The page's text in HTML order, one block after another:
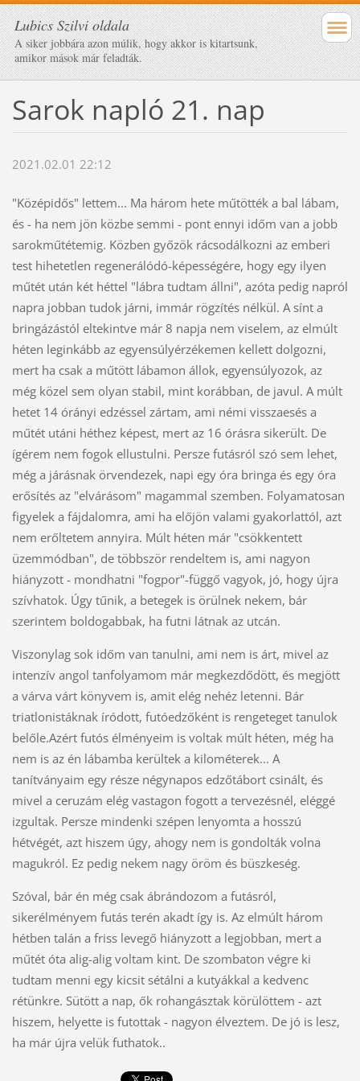
Lubics Szilvi oldala
A siker jobbára azon múlik, hogy akkor is kitartsunk,
amikor mások már feladták.
Sarok napló 21. nap
2021.02.01 22:12
"Középidős" lettem... Ma három hete műtötték a bal lábam,
és - ha nem jön közbe semmi - pont ennyi időm van a jobb
sarokműtétemig. Közben győzök rácsodálkozni az emberi
test hihetetlen regenerálódó-képességére, hogy egy ilyen
műtét után két héttel "lábra tudtam állni", azóta pedig napról
napra jobban tudok járni, immár rögzítés nélkül. A sínt a
bringázástól eltekintve már 8 napja nem viselem, az elmúlt
héten leginkább az egyensúlyérzékemen kellett dolgozni,
mert ha csak a műtött lábamon állok, egyensúlyozok, az
még közel sem olyan stabil, mint korábban, de javul. A múlt
hetet 14 órányi edzéssel zártam, ami némi visszaesés a
műtét utáni héthez képest, mert az 16 órásra sikerült. De
ígérem nem fogok ellustulni. Persze futásról szó sem lehet,
még a járásnak örvendezek, napi egy óra bringa és egy óra
erősítés az "elvárásom" magammal szemben. Folyamatosan
figyelek a fájdalomra, ami ha előjön valami gyakorlattól, azt
nem erőltetem annyira. Múlt héten már "csökkentett
üzemmódban", de többször rendeltem is, ami nagyon
hiányzott - mondhatni "fogpor"-függő vagyok, jó, hogy újra
szívhatok. Úgy tűnik, a betegek is örülnek nekem, bár
szerintem boldogabbak, ha futni látnak az utcán.
Viszonylag sok időm van tanulni, ami nem is árt, mivel az
intenzív angol tanfolyamom már megkezdődött, és megjött
a várva várt könyvem is, amit elég nehéz letenni. Bár
triatlonistáknak íródott, futóedzőként is rengeteget tanulok
belőle.Azért futós élményeim is voltak múlt héten, még ha
nem is az én lábamba kerültek a kilométerek... A
tanítványaim egy része négynapos edzőtábort csinált, és
mivel a ceruzám elég vastagon fogott a tervezésnél, eléggé
izgultak. Persze mindenki szépen lenyomta a hosszú
hétvégét, azt hiszem úgy, ahogy nem is gondolták volna
magukról. Ez pedig nekem nagy öröm és büszkeség.
Szóval, bár én még csak ábrándozom a futásról,
sikerélményem futás terén akadt így is. Az elmúlt három
hétben talán a friss levegő hiányzott a legjobban, mert a
műtét óta alig-alig voltam kint. De szombaton végre ki
tudtam menni egy kicsit sétálni a kutyákkal a kedvenc
rétünkre. Sütött a nap, ők rohangásztak körülöttem - azt
hiszem, helyette is futottak - nagyon élveztem. De jó is lesz,
ha már újra velük futhatok..